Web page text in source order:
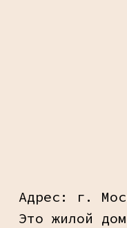
Адрес: г.
Это жилой